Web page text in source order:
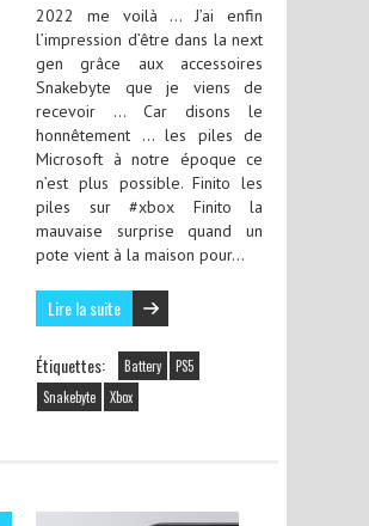
2022 me voilà … J’ai enfin
l’impression d’être dans la next
gen grâce aux accessoires
Snakebyte que je viens de
recevoir … Car disons le
honnêtement … les piles de
Microsoft à notre époque ce
n’est plus possible. Finito les
piles sur #xbox Finito la
mauvaise surprise quand un
pote vient à la maison pour…
Lire la suite
Étiquettes: Battery
PS5
Snakebyte
Xbox